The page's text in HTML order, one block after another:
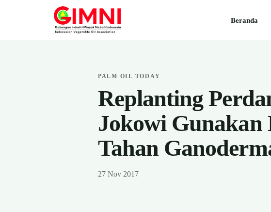
Beranda
PALM OIL TODAY
Replanting
Jokowi Gunakan
Tahan
27 Nov 2017